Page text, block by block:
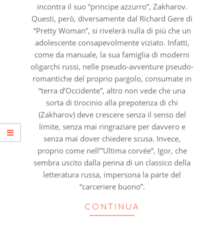
incontra il suo “principe azzurro”, Zakharov.
Questi, però, diversamente dal Richard Gere di
“Pretty Woman”, si rivelerà nulla di più che un
adolescente consapevolmente viziato. Infatti,
come da manuale, la sua famiglia di moderni
oligarchi russi, nelle pseudo-avventure pseudo-
romantiche del proprio pargolo, consumate in
“terra d’Occidente”, altro non vede che una
sorta di tirocinio alla prepotenza di chi
(Zakharov) deve crescere senza il senso del
limite, senza mai ringraziare per davvero e
senza mai dover chiedere scusa. Invece,
proprio come nell’”Ultima corvée”, Igor, che
sembra uscito dalla penna di un classico della
letteratura russa, impersona la parte del
“carceriere buono”.
CONTINUA